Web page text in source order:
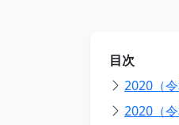
目次
2020（
2020（